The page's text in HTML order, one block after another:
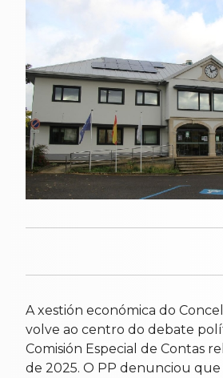
A xestión económica do
volve ao centro do debate
Comisión Especial de Contas
de 2025. O PP denunciou que